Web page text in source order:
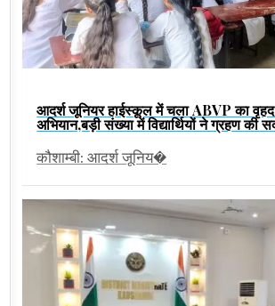
आदर्श जूनियर हाईस्कूल में चला ABVP का
अभियान,बड़ी संख्या में विद्यार्थियों ने ग्रहण की
कौशाम्बी: आदर्श जूनिय�